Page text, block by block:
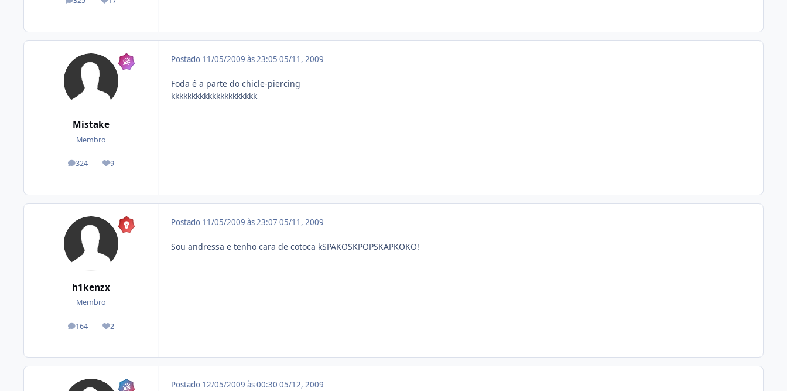
posts Reputação
Mistake
Membro
324
posts 9
Reputação
Postado 11/05/2009 às 23:05 05/11, 2009
Foda é a parte do chicle-piercing
kkkkkkkkkkkkkkkkkkkkk
h1kenzx
Membro
164
posts 2
Reputação
Postado 11/05/2009 às 23:07 05/11, 2009
Sou andressa e tenho cara de cotoca kSPAKOSKPOPSKAPKOKO!
Postado 12/05/2009 às 00:30 05/12, 2009